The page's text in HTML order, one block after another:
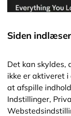
Siden
Det kan skyldes,
ikke er aktiveret
at afspille
Indstillinger,